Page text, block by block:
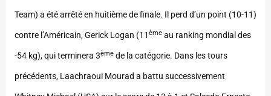
Team) a été arrêté en huitième de finale. Il perd d’un point (10-11)
contre l’Américain, Gerick Logan (11 ème au ranking mondial des
-54 kg), qui terminera 3ème de la catégorie. Dans les tours
précédents, Laachraoui Mourad a battu successivement